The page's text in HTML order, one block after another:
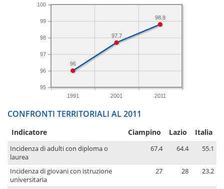
1991 2001 2011
95
96
97
98
99
100
98.8
97.7
96
CONFRONTI TERRITORIALI AL 2011
Indicatore Ciampino Lazio Italia
Incidenza di adulti con diploma o
laurea
67.4 64.4 55.1
Incidenza di giovani con istruzione
universitaria
27 28 23.2